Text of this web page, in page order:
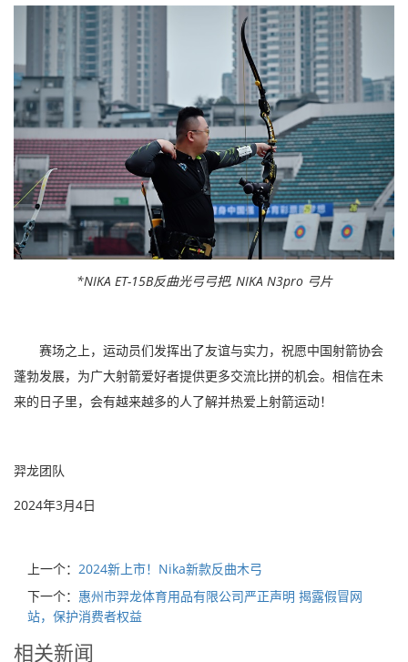
*NIKA ET-15B反曲光弓弓把, NIKA N3pro 弓片
赛场之上，运动员们发挥出了友谊与实力，祝愿中国射箭协会
蓬勃发展，为广大射箭爱好者提供更多交流比拼的机会。相信在未
来的日子里，会有越来越多的人了解并热爱上射箭运动！
羿龙团队
2024年3月4日
上一个： 2024新上市！Nika新款反曲木弓
下一个： 惠州市羿龙体育用品有限公司严正声明 揭露假冒网
站，保护消费者权益
相关新闻